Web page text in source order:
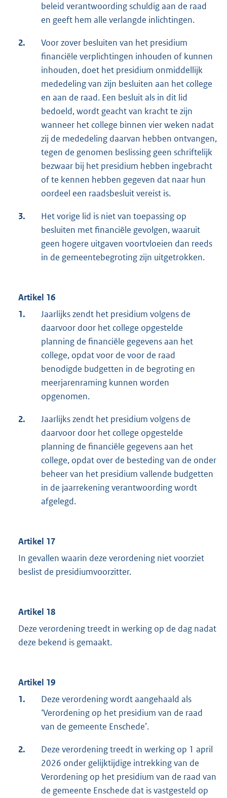
beleid verantwoording schuldig aan de raad
en geeft hem alle verlangde inlichtingen.
2.
Voor zover besluiten van het presidium
financiële verplichtingen inhouden of kunnen
inhouden, doet het presidium onmiddellijk
mededeling van zijn besluiten aan het college
en aan de raad. Een besluit als in dit lid
bedoeld, wordt geacht van kracht te zijn
wanneer het college binnen vier weken nadat
zij de mededeling daarvan hebben ontvangen,
tegen de genomen beslissing geen schriftelijk
bezwaar bij het presidium hebben ingebracht
of te kennen hebben gegeven dat naar hun
oordeel een raadsbesluit vereist is.
3.
Het vorige lid is niet van toepassing op
besluiten met financiële gevolgen, waaruit
geen hogere uitgaven voortvloeien dan reeds
in de gemeentebegroting zijn uitgetrokken.
Artikel 16
1.
Jaarlijks zendt het presidium volgens de
daarvoor door het college opgestelde
planning de financiële gegevens aan het
college, opdat voor de voor de raad
benodigde budgetten in de begroting en
meerjarenraming kunnen worden
opgenomen.
2.
Jaarlijks zendt het presidium volgens de
daarvoor door het college opgestelde
planning de financiële gegevens aan het
college, opdat over de besteding van de onder
beheer van het presidium vallende budgetten
in de jaarrekening verantwoording wordt
afgelegd.
Artikel 17
In gevallen waarin deze verordening niet voorziet
beslist de presidiumvoorzitter.
Artikel 18
Deze verordening treedt in werking op de dag nadat
deze bekend is gemaakt.
Artikel 19
1.
Deze verordening wordt aangehaald als
‘Verordening op het presidium van de raad
van de gemeente Enschede’.
2.
Deze verordening treedt in werking op 1 april
2026 onder gelijktijdige intrekking van de
Verordening op het presidium van de raad van
de gemeente Enschede dat is vastgesteld op